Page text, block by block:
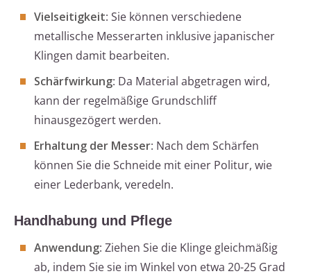
Vielseitigkeit: Sie können verschiedene
metallische Messerarten inklusive japanischer
Klingen damit bearbeiten.
Schärfwirkung: Da Material abgetragen wird,
kann der regelmäßige Grundschliff
hinausgezögert werden.
Erhaltung der Messer: Nach dem Schärfen
können Sie die Schneide mit einer Politur, wie
einer Lederbank, veredeln.
Handhabung und Pflege
Anwendung: Ziehen Sie die Klinge gleichmäßig
ab, indem Sie sie im Winkel von etwa 20-25 Grad